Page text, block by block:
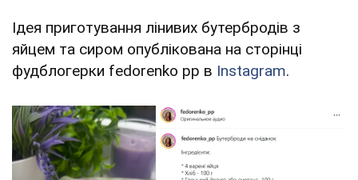
Ідея приготування лінивих бутербродів з
яйцем та сиром опублікована на сторінці
фудблогерки fedorenko pp в Instagram.